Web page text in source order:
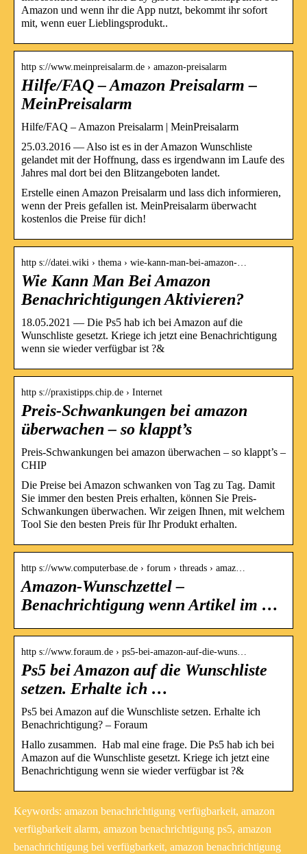
Amazon und wenn ihr die App nutzt, bekommt ihr sofort
mit, wenn euer Lieblingsprodukt..
http s://www.meinpreisalarm.de › amazon-preisalarm
Hilfe/FAQ – Amazon Preisalarm –
MeinPreisalarm
Hilfe/FAQ – Amazon Preisalarm | MeinPreisalarm
25.03.2016 — Also ist es in der Amazon Wunschliste
gelandet mit der Hoffnung, dass es irgendwann im Laufe des
Jahres mal dort bei den Blitzangeboten landet.
Erstelle einen Amazon Preisalarm und lass dich informieren,
wenn der Preis gefallen ist. MeinPreisalarm überwacht
kostenlos die Preise für dich!
http s://datei.wiki › thema › wie-kann-man-bei-amazon-…
Wie Kann Man Bei Amazon
Benachrichtigungen Aktivieren?
18.05.2021 — Die Ps5 hab ich bei Amazon auf die
Wunschliste gesetzt. Kriege ich jetzt eine Benachrichtigung
wenn sie wieder verfügbar ist ?&
http s://praxistipps.chip.de › Internet
Preis-Schwankungen bei amazon
überwachen – so klappt’s
Preis-Schwankungen bei amazon überwachen – so klappt’s –
CHIP
Die Preise bei Amazon schwanken von Tag zu Tag. Damit
Sie immer den besten Preis erhalten, können Sie Preis-
Schwankungen überwachen. Wir zeigen Ihnen, mit welchem
Tool Sie den besten Preis für Ihr Produkt erhalten.
http s://www.computerbase.de › forum › threads › amaz…
Amazon-Wunschzettel –
Benachrichtigung wenn Artikel im …
http s://www.foraum.de › ps5-bei-amazon-auf-die-wuns…
Ps5 bei Amazon auf die Wunschliste
setzen. Erhalte ich …
Ps5 bei Amazon auf die Wunschliste setzen. Erhalte ich
Benachrichtigung? – Foraum
Hallo zusammen. Hab mal eine frage. Die Ps5 hab ich bei
Amazon auf die Wunschliste gesetzt. Kriege ich jetzt eine
Benachrichtigung wenn sie wieder verfügbar ist ?&
Keywords: amazon benachrichtigung verfügbarkeit, amazon
verfügbarkeit alarm, amazon benachrichtigung ps5, amazon
benachrichtigung bei verfügbarkeit, amazon benachrichtigung